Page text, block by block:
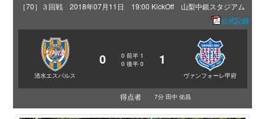
［70］３回戦 2018年07月11日 19:00 KickOff 山梨中銀スタジアム
公式記録
清水エスパルス
0 0 前半 1
0 後半 0 1
ヴァンフォーレ甲府
得点者 7分 田中 佑昌